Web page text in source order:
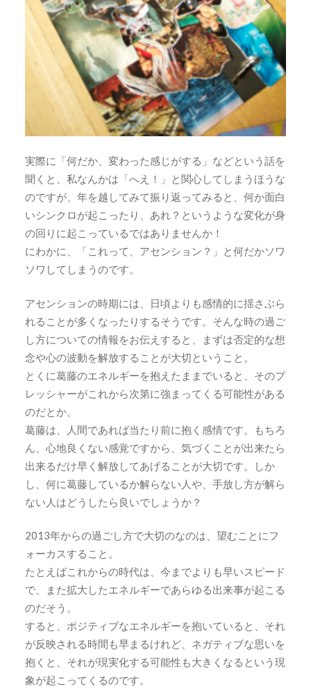
実際に「何だか、変わった感じがする」などという話を
聞くと、私なんかは「へえ！」と関心してしまうほうな
のですが、年を越してみて振り返ってみると、何か面白
いシンクロが起こったり、あれ？というような変化が身
の回りに起こっているではありませんか！
にわかに、「これって、アセンション？」と何だかソワ
ソワしてしまうのです。
アセンションの時期には、日頃よりも感情的に揺さぶら
れることが多くなったりするそうです。そんな時の過ご
し方についての情報をお伝えすると、まずは否定的な想
念や心の波動を解放することが大切ということ。
とくに葛藤のエネルギーを抱えたままでいると、そのプ
レッシャーがこれから次第に強まってくる可能性がある
のだとか。
葛藤は、人間であれば当たり前に抱く感情です。もちろ
ん、心地良くない感覚ですから、気づくことが出来たら
出来るだけ早く解放してあげることが大切です。しか
し、何に葛藤しているか解らない人や、手放し方が解ら
ない人はどうしたら良いでしょうか？
2013年からの過ごし方で大切のなのは、望むことにフ
ォーカスすること。
たとえばこれからの時代は、今までよりも早いスピード
で、また拡大したエネルギーであらゆる出来事が起こる
のだそう。
すると、ポジティブなエネルギーを抱いていると、それ
が反映される時間も早まるけれど、ネガティブな思いを
抱くと、それが現実化する可能性も大きくなるという現
象が起こってくるのです。